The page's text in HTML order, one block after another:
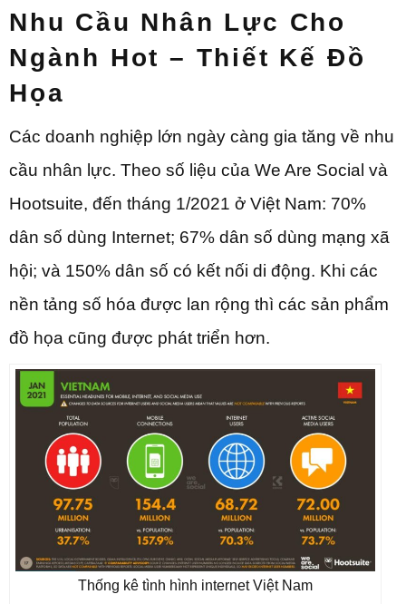
Nhu Cầu Nhân Lực Cho
Ngành Hot – Thiết Kế Đồ
Họa
Các doanh nghiệp lớn ngày càng gia tăng về nhu
cầu nhân lực. Theo số liệu của We Are Social và
Hootsuite, đến tháng 1/2021 ở Việt Nam: 70%
dân số dùng Internet; 67% dân số dùng mạng xã
hội; và 150% dân số có kết nối di động. Khi các
nền tảng số hóa được lan rộng thì các sản phẩm
đồ họa cũng được phát triển hơn.
Thống kê tình hình internet Việt Nam